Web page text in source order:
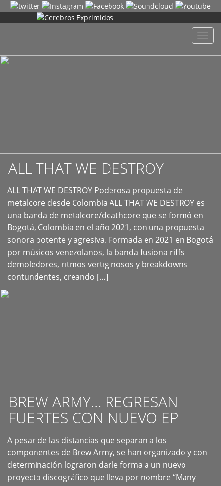
ALL THAT WE DESTROY
ALL THAT WE DESTROY Poderosa propuesta de
metalcore desde Colombia ALL THAT WE DESTROY es
una banda de metalcore/deathcore que se formó en
Bogotá, Colombia en el año 2021, con una propuesta
sonora potente y agresiva. Formada en 2021 en Bogotá
por músicos venezolanos, la banda fusiona riffs
demoledores, ritmos vertiginosos y breakdowns
contundentes, creando […]
+
BREW ARMY… REGRESAN
FUERTES CON NUEVO EP
A pesar de las distancias que separan a los
componentes de Brew Army, se han organizado y con
determinación lograron darle forma a un nuevo
proyecto discográfico que lleva por nombre “Many